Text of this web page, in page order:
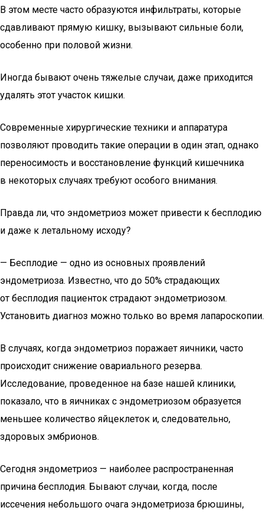
В этом месте часто образуются инфильтраты, которые
сдавливают прямую кишку, вызывают сильные боли,
особенно при половой жизни.
Иногда бывают очень тяжелые случаи, даже приходится
удалять этот участок кишки.
Современные хирургические техники и аппаратура
позволяют проводить такие операции в один этап, однако
переносимость и восстановление функций кишечника
в некоторых случаях требуют особого внимания.
Правда ли, что эндометриоз может привести к бесплодию
и даже к летальному исходу?
— Бесплодие — одно из основных проявлений
эндометриоза. Известно, что до 50% страдающих
от бесплодия пациенток страдают эндометриозом.
Установить диагноз можно только во время лапароскопии.
В случаях, когда эндометриоз поражает яичники, часто
происходит снижение овариального резерва.
Исследование, проведенное на базе нашей клиники,
показало, что в яичниках с эндометриозом образуется
меньшее количество яйцеклеток и, следовательно,
здоровых эмбрионов.
Сегодня эндометриоз — наиболее распространенная
причина бесплодия. Бывают случаи, когда, после
иссечения небольшого очага эндометриоза брюшины,